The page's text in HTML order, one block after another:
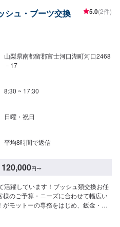
ュ・ブーツ交換 5.0(2件)
山梨県南都留郡富士河口湖町河口2468
－17
8:30 ~ 17:30
日曜・祝日
平均8時間で返信
120,000円〜
活躍しています！ブッシュ類交換お任
のご予算・ニーズに合わせて幅広い
モットーの専務をはじめ、鈑金・修